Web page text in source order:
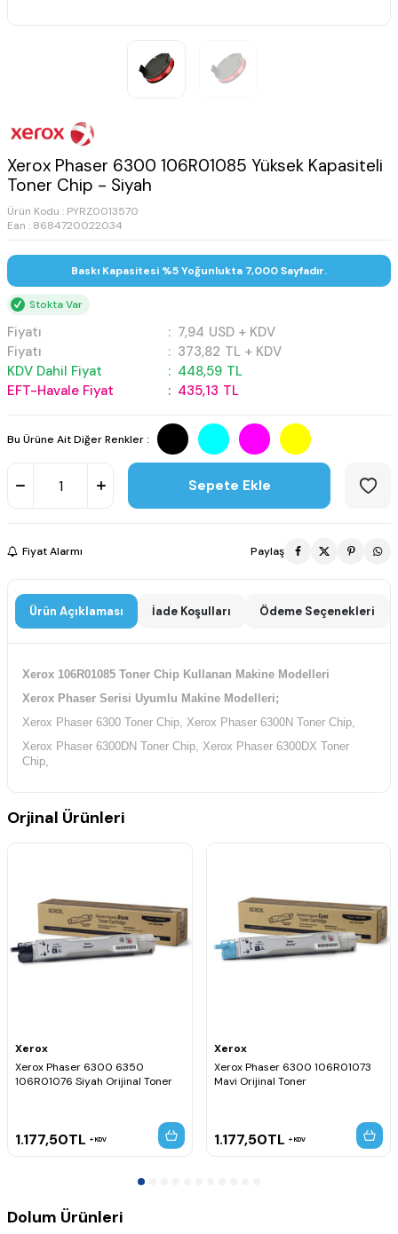
Xerox Phaser 6300 106R01085 Yüksek Kapasiteli
Toner Chip - Siyah
Ürün Kodu : PYRZ0013570
Ean : 8684720022034
Baskı Kapasitesi %5 Yoğunlukta 7,000 Sayfadır.
Stokta Var
Fiyatı : 7,94 USD + KDV
Fiyatı
: 373,82 TL + KDV
KDV Dahil Fiyat
: 448,59 TL
EFT-Havale Fiyat
: 435,13 TL
Bu Ürüne Ait Diğer Renkler :
Sepete Ekle
Fiyat Alarmı Paylaş
Ürün Açıklaması İade Koşulları Ödeme Seçenekleri
Xerox 106R01085 Toner Chip Kullanan Makine Modelleri
Xerox Phaser Serisi Uyumlu Makine Modelleri;
Xerox Phaser 6300 Toner Chip, Xerox Phaser 6300N Toner Chip,
Xerox Phaser 6300DN Toner Chip, Xerox Phaser 6300DX Toner
Chip,
Orjinal Ürünleri
Xerox
Xerox Phaser 6300 6350
106R01076 Siyah Orijinal Toner
1.177,50TL KDV
Xerox
Xerox Phaser 6300 106R01073
Mavi Orijinal Toner
1.177,50TL KDV
Dolum Ürünleri